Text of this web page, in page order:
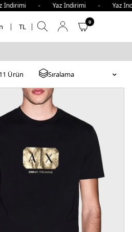
İndirimi - Yaz
TL
0
Ürün Sıralama